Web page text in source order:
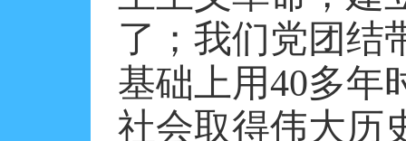
了；我们党团结
基础上用40多年
社会取得伟大历